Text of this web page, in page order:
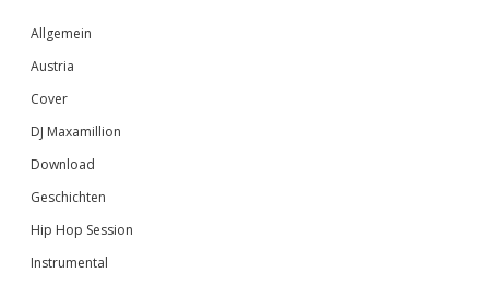
Sidebar
Allgemein
Austria
Cover
DJ Maxamillion
Download
Geschichten
Hip Hop Session
Instrumental